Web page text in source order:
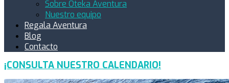
Sobre Oteka Aventura
Nuestro equipo
Regala Aventura
Blog
Contacto
¡CONSULTA NUESTRO CALENDARIO!